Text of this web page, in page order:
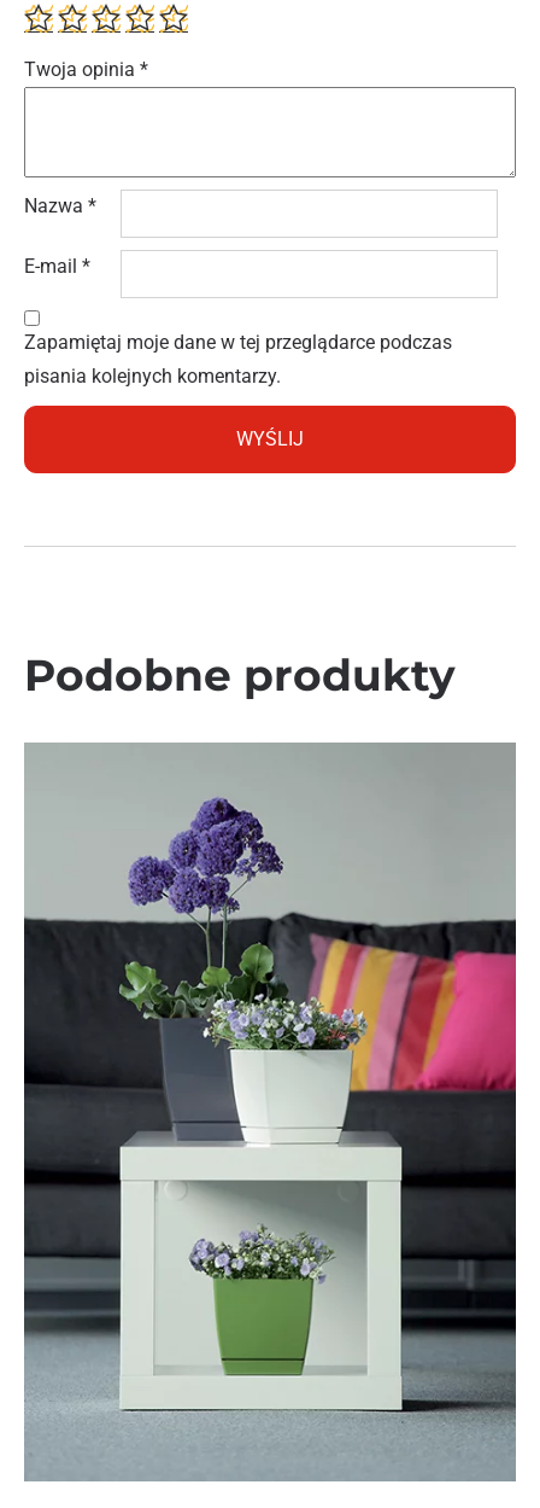
Twoja opinia *
Nazwa *
E-mail *
Zapamiętaj moje dane w tej przeglądarce podczas
pisania kolejnych komentarzy.
Podobne produkty